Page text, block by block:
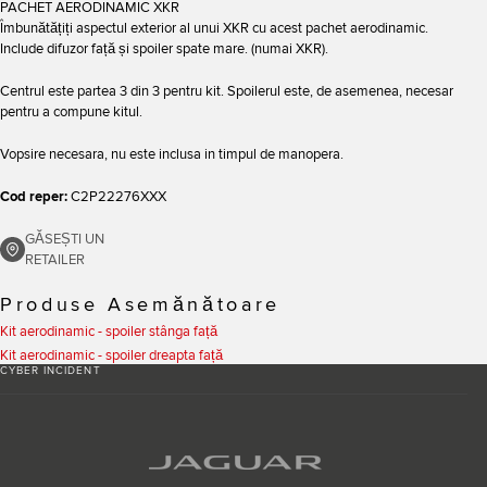
PACHET AERODINAMIC XKR
Îmbunătățiți aspectul exterior al unui XKR cu acest pachet aerodinamic.
Include difuzor față și spoiler spate mare. (numai XKR).
Centrul este partea 3 din 3 pentru kit. Spoilerul este, de asemenea, necesar
pentru a compune kitul.
Vopsire necesara, nu este inclusa in timpul de manopera.
Cod reper:C2P22276XXX
GĂSEȘTI UN
RETAILER
Produse Asemănătoare
Kit aerodinamic - spoiler stânga față
Kit aerodinamic - spoiler dreapta față
CYBER INCIDENT